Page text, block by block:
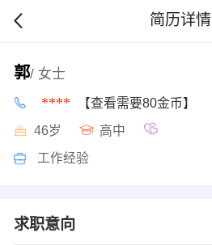
简历详情
郭/ 女士
**** 【查看需要80金币】
46岁 高中
工作经验
求职意向